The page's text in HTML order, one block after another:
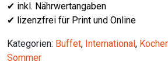
✔ inkl. Nährwertangaben
✔ lizenzfrei für Print und Online
Kategorien: Buffet, International ,
Sommer